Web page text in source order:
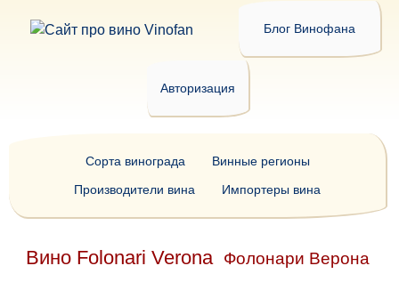
Блог Винофана
Авторизация
Вино Folonari Verona Фолонари Верона
Сорта винограда
Винные регионы
Производители вина
Импортеры вина